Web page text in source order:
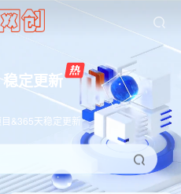
定更新
&365天稳定更新